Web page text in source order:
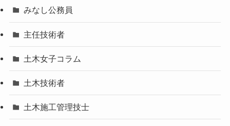
みなし公務員
主任技術者
土木女子コラム
土木技術者
土木施工管理技士